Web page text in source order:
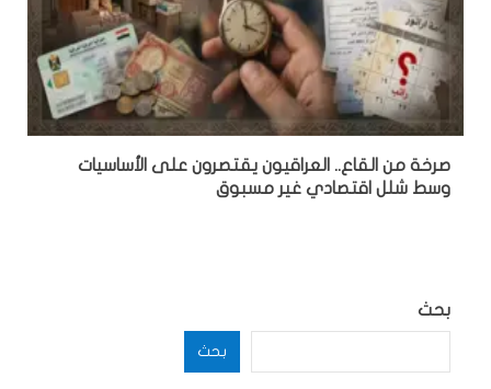
صرخة من القاع.. العراقيون يقتصرون على الأساسيات
وسط شلل اقتصادي غير مسبوق
بحث
بحث